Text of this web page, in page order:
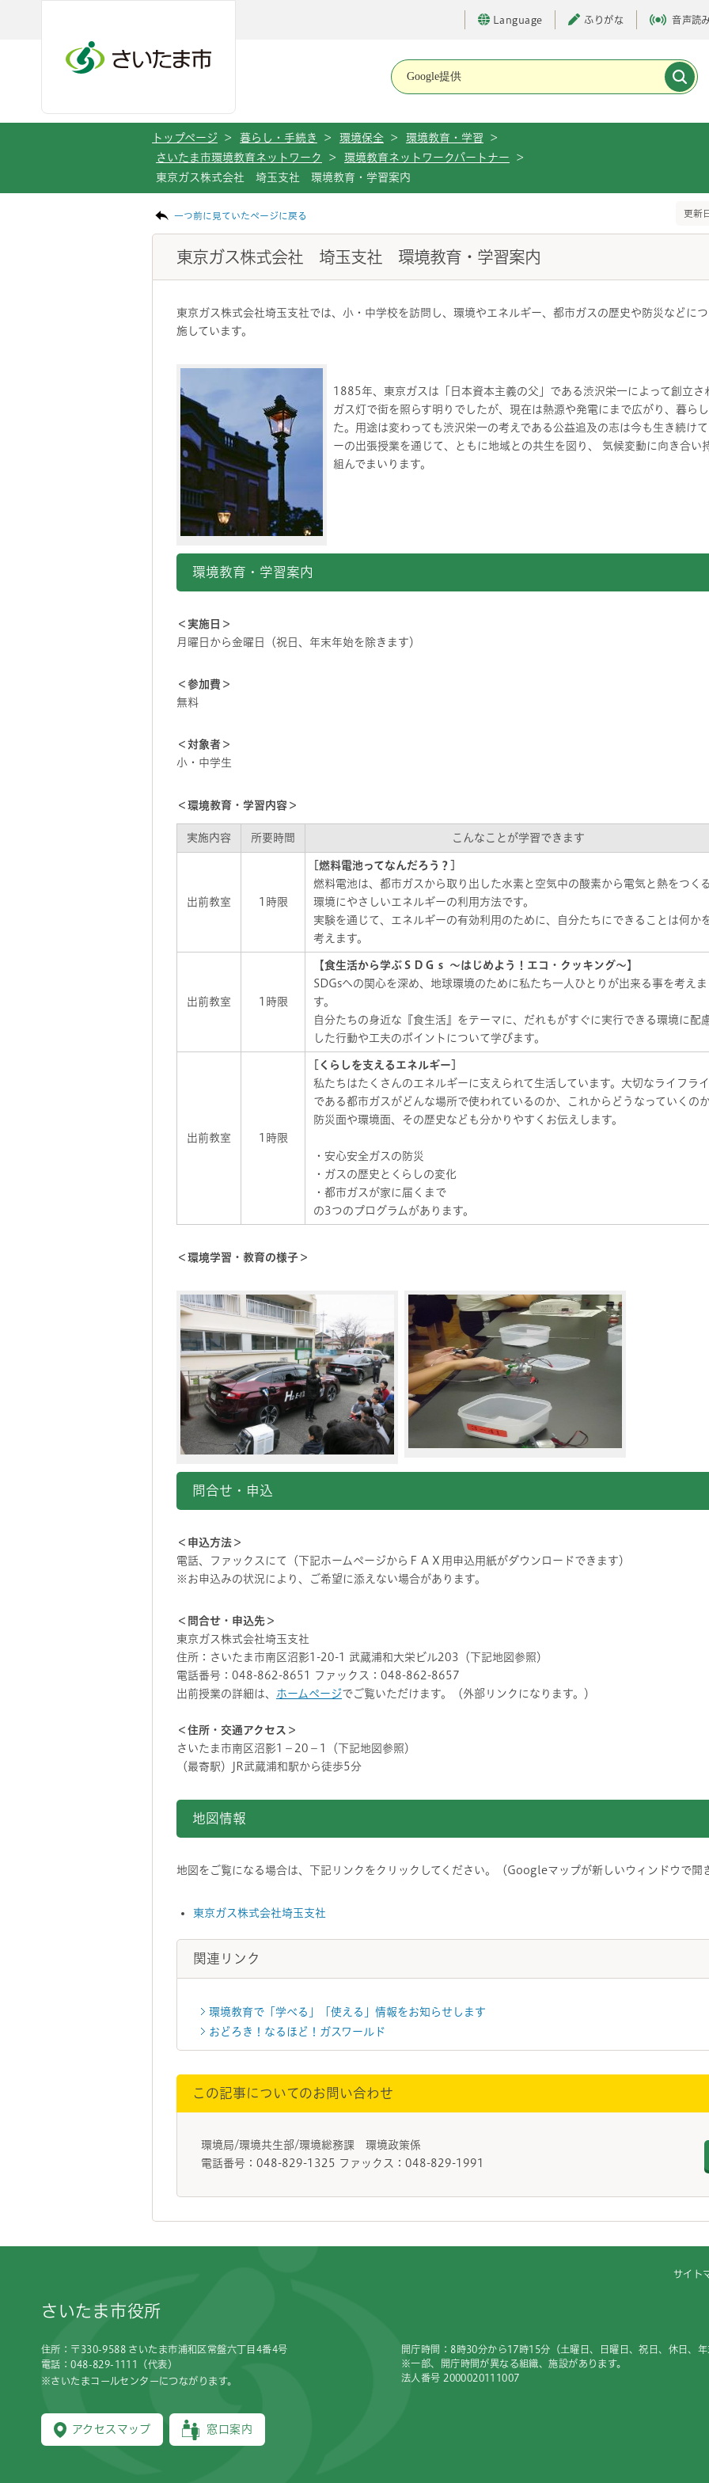
Language ふりがな 音声読
トップページ > 暮らし・手続き > 環境保全 > 環境教育・学習
>
さいたま市環境教育ネットワーク
> 環境教育ネットワークパートナー
>
東京ガス株式会社 埼玉支社 環境教育・学習案内
一つ前に見ていたページに戻る 更新
東京ガス株式会社 埼玉支社 環境教育・学習案内
東京ガス株式会社埼玉支社では、小・中学校を訪問し、環境やエネルギー、都市ガスの歴史や防災などに
施しています。
1885年、東京ガスは「日本資本主義の父」である渋沢栄一によって創立さ
ガス灯で街を照らす明りでしたが、現在は熱源や発電にまで広がり、暮ら
た。用途は変わっても渋沢栄一の考えである公益追及の志は今も生き続け
ーの出張授業を通じて、ともに地域との共生を図り、 気候変動に向き合い
組んでまいります。
環境教育・学習案内
＜実施日＞
月曜日から金曜日（祝日、年末年始を除きます）
＜参加費＞
無料
＜対象者＞
小・中学生
＜環境教育・学習内容＞
実施内容 所要時間 こんなことが学習できます
出前教室 1時限
[燃料電池ってなんだろう？]
燃料電池は、都市ガスから取り出した水素と空気中の酸素から電気と熱をつくる
環境にやさしいエネルギーの利用方法です。
実験を通じて、エネルギーの有効利用のために、自分たちにできることは何か
考えます。
出前教室 1時限
【食生活から学ぶＳＤＧｓ ～はじめよう！エコ・クッキング～】
SDGsへの関心を深め、地球環境のために私たち一人ひとりが出来る事を考えま
す。
自分たちの身近な『食生活』をテーマに、だれもがすぐに実行できる環境に配
した行動や工夫のポイントについて学びます。
出前教室 1時限
[くらしを支えるエネルギー]
私たちはたくさんのエネルギーに支えられて生活しています。大切なライフラ
である都市ガスがどんな場所で使われているのか、これからどうなっていくのか
防災面や環境面、その歴史なども分かりやすくお伝えします。
・安心安全ガスの防災
・ガスの歴史とくらしの変化
・都市ガスが家に届くまで
の3つのプログラムがあります。
＜環境学習・教育の様子＞
問合せ・申込
＜申込方法＞
電話、ファックスにて（下記ホームページからＦＡＸ用申込用紙がダウンロードできます）
※お申込みの状況により、ご希望に添えない場合があります。
＜問合せ・申込先＞
東京ガス株式会社埼玉支社
住所：さいたま市南区沼影1-20-1 武蔵浦和大栄ビル203（下記地図参照）
電話番号：048-862-8651 ファックス：048-862-8657
出前授業の詳細は、 ホームページでご覧いただけます。（外部リンクになります。）
＜住所・交通アクセス＞
さいたま市南区沼影1－20－1（下記地図参照）
（最寄駅）JR武蔵浦和駅から徒歩5分
地図情報
地図をご覧になる場合は、下記リンクをクリックしてください。（Googleマップが新しいウィンドウで開
東京ガス株式会社埼玉支社
関連リンク
環境教育で「学べる」「使える」情報をお知らせします
おどろき！なるほど！ガスワールド
この記事についてのお問い合わせ
環境局/環境共生部/環境総務課 環境政策係
電話番号：048-829-1325 ファックス：048-829-1991
サイト
さいたま市役所
住所：〒330-9588 さいたま市浦和区常盤六丁目4番4号
電話：048-829-1111（代表）
※さいたまコールセンターにつながります。
アクセスマップ 窓口案内
開庁時間：8時30分から17時15分（土曜日、日曜日、祝日、休日、年
※一部、開庁時間が異なる組織、施設があります。
法人番号 2000020111007